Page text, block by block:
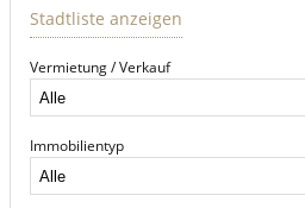
Stadtliste anzeigen
Vermietung / Verkauf
Immobilientyp